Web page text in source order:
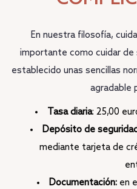
En nuestra filosofía,
importante como cuidar de
establecido unas sencillas
agradable
Tasa diaria: 25,00
Depósito de
mediante tarjeta de
Documentación: en